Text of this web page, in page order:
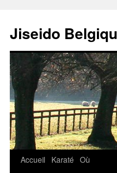
Jiseido
Accueil Karaté Où